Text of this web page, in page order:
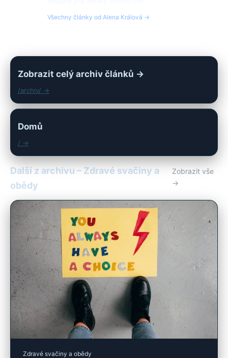
Všechny články od Alena Králová →
Zobrazit celý archiv článků →
/archiv/ →
Domů
/ →
Další z archivu – Zdravé svačiny a
obědy
Zobrazit vše
→
Zdravé svačiny a obědy